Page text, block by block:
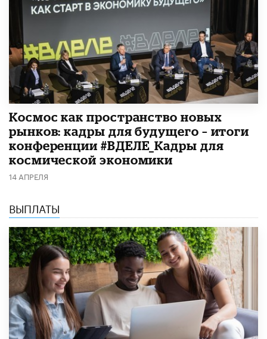
Космос как пространство новых
рынков: кадры для будущего – итоги
конференции #ВДЕЛЕ_Кадры для
космической экономики
14 АПРЕЛЯ
ВЫПЛАТЫ